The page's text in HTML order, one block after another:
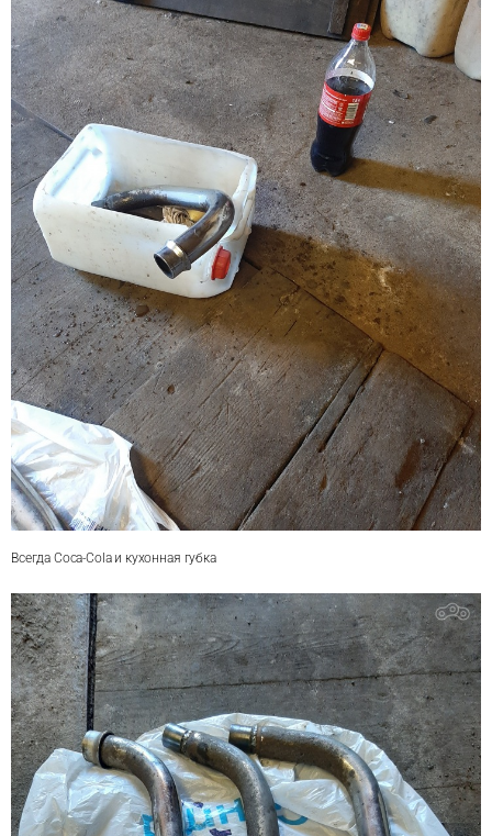
Всегда Coca-Cola и кухонная губка